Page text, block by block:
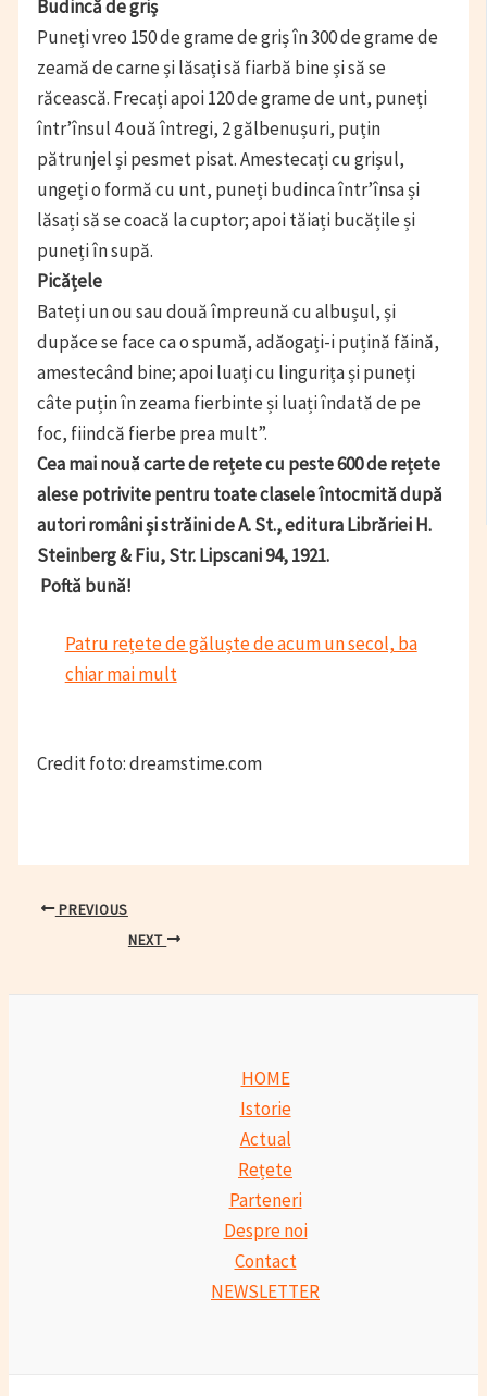
Budincă de griș
Puneți vreo 150 de grame de griș în 300 de grame de
zeamă de carne și lăsați să fiarbă bine și să se
răcească. Frecați apoi 120 de grame de unt, puneți
într’însul 4 ouă întregi, 2 gălbenușuri, puțin
pătrunjel și pesmet pisat. Amestecați cu grișul,
ungeți o formă cu unt, puneți budinca într’însa și
lăsați să se coacă la cuptor; apoi tăiați bucățile și
puneți în supă.
Picățele
Bateți un ou sau două împreună cu albușul, și
dupăce se face ca o spumă, adăogați-i puțină făină,
amestecând bine; apoi luați cu lingurița și puneți
câte puțin în zeama fierbinte și luați îndată de pe
foc, fiindcă fierbe prea mult”.
Cea mai nouă carte de rețete cu peste 600 de rețete
alese potrivite pentru toate clasele întocmită după
autori români și străini de A. St., editura Librăriei H.
Steinberg & Fiu, Str. Lipscani 94, 1921.
Poftă bună!
Patru rețete de găluște de acum un secol, ba
chiar mai mult
Credit foto: dreamstime.com
PostPREVIOUS
NEXT
HOME
Istorie
Actual
Rețete
Parteneri
Despre noi
Contact
NEWSLETTER